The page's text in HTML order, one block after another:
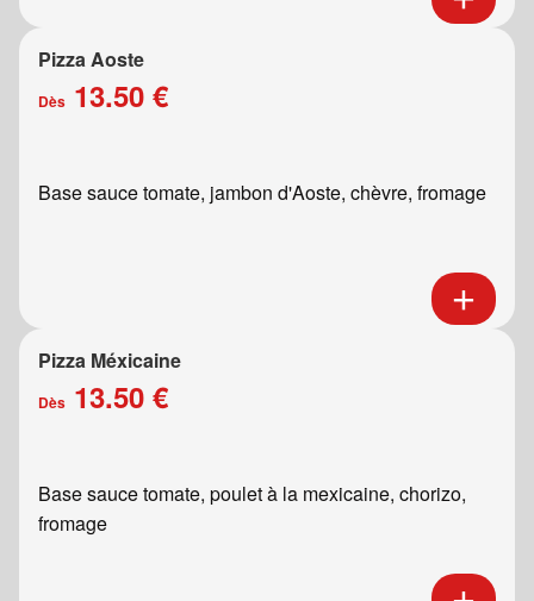
Pizza Aoste
Dès 13.50 €
Base sauce tomate, jambon d'Aoste, chèvre, fromage
Pizza Méxicaine
Dès 13.50 €
Base sauce tomate, poulet à la mexicaine, chorizo,
fromage